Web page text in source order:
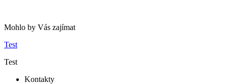
Mohlo by Vás zajímat
Test
Test
Kontakty